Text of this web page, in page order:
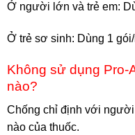
Ở người lớn và trẻ em:
Ở trẻ sơ sinh: Dùng 1
Không sử dụng Pro-
nào?
Chống chỉ định với
nào của thuốc.